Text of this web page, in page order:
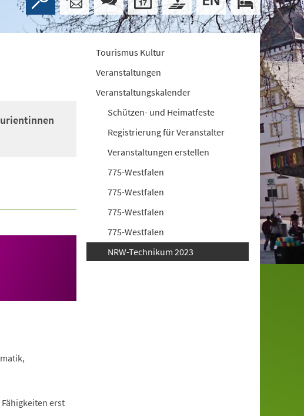
erst
Tourismus Kultur
Veranstaltungen
Veranstaltungskalender
Schützen- und Heimatfeste
Registrierung für Veranstalter
Veranstaltungen erstellen
775-Westfalen
775-Westfalen
775-Westfalen
775-Westfalen
NRW-Technikum 2023